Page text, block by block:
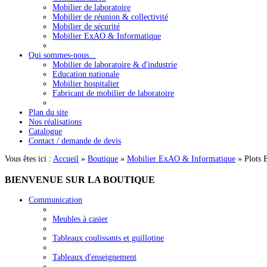
Mobilier de laboratoire
Mobilier de réunion & collectivité
Mobilier de sécurité
Mobilier ExAO & Informatique
Qui sommes-nous...
Mobilier de laboratoire & d'industrie
Education nationale
Mobilier hospitalier
Fabricant de mobilier de laboratoire
Plan du site
Nos réalisations
Catalogue
Contact / demande de devis
Vous êtes ici : Accueil » Boutique » Mobilier ExAO & Informatique » Plots
BIENVENUE SUR LA BOUTIQUE
Communication
Meubles à casier
Tableaux coulissants et guillotine
Tableaux d'enseignement